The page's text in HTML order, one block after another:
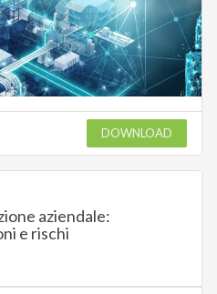
DOWNLOAD
aziendale:
e rischi